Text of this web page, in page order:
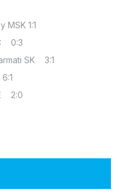
MSK 1:1
0:3
SK 3:1
2:0